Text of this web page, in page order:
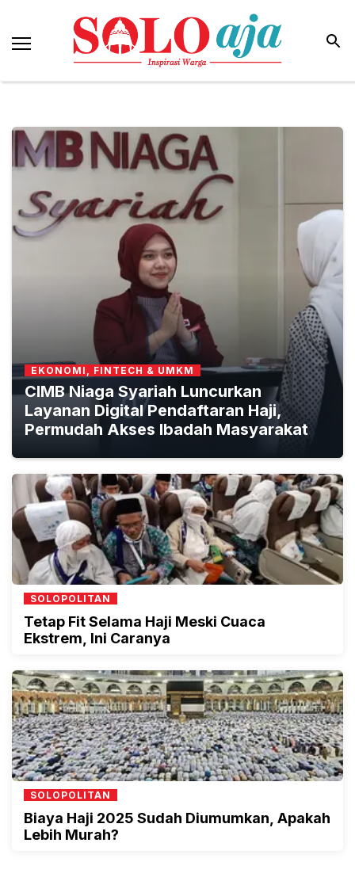
EKONOMI, FINTECH & UMKM
CIMB Niaga Syariah Luncurkan
Layanan Digital Pendaftaran Haji,
Permudah Akses Ibadah Masyarakat
SOLOPOLITAN
Tetap Fit Selama Haji Meski Cuaca
Ekstrem, Ini Caranya
SOLOPOLITAN
Biaya Haji 2025 Sudah Diumumkan, Apakah
Lebih Murah?